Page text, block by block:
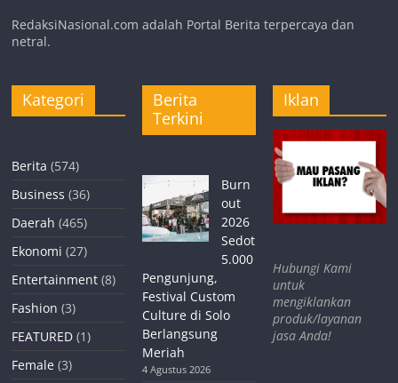
RedaksiNasional.com adalah Portal Berita terpercaya dan
netral.
Kategori
Berita (574)
Business (36)
Daerah (465)
Ekonomi (27)
Entertainment (8)
Fashion (3)
FEATURED (1)
Female (3)
Berita
Terkini
Burn
out
2026
Sedot
5.000
Pengunjung,
Festival Custom
Culture di Solo
Berlangsung
Meriah
4 Agustus 2026
Iklan
Hubungi Kami
untuk
mengiklankan
produk/layanan
jasa Anda!